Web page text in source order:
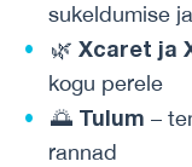
sukeldumise
🌿 Xcaret ja
kogu perele
🌅 Tulum –
rannad